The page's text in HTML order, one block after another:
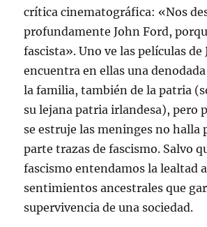
crítica cinematográfica: «Nos
profundamente John Ford,
fascista». Uno ve las películas de
encuentra en ellas una
la familia, también de la patria
su lejana patria irlandesa), pero
se estruje las meninges no halla
parte trazas de fascismo. Salvo
fascismo entendamos la lealtad
sentimientos ancestrales que
supervivencia de una sociedad.